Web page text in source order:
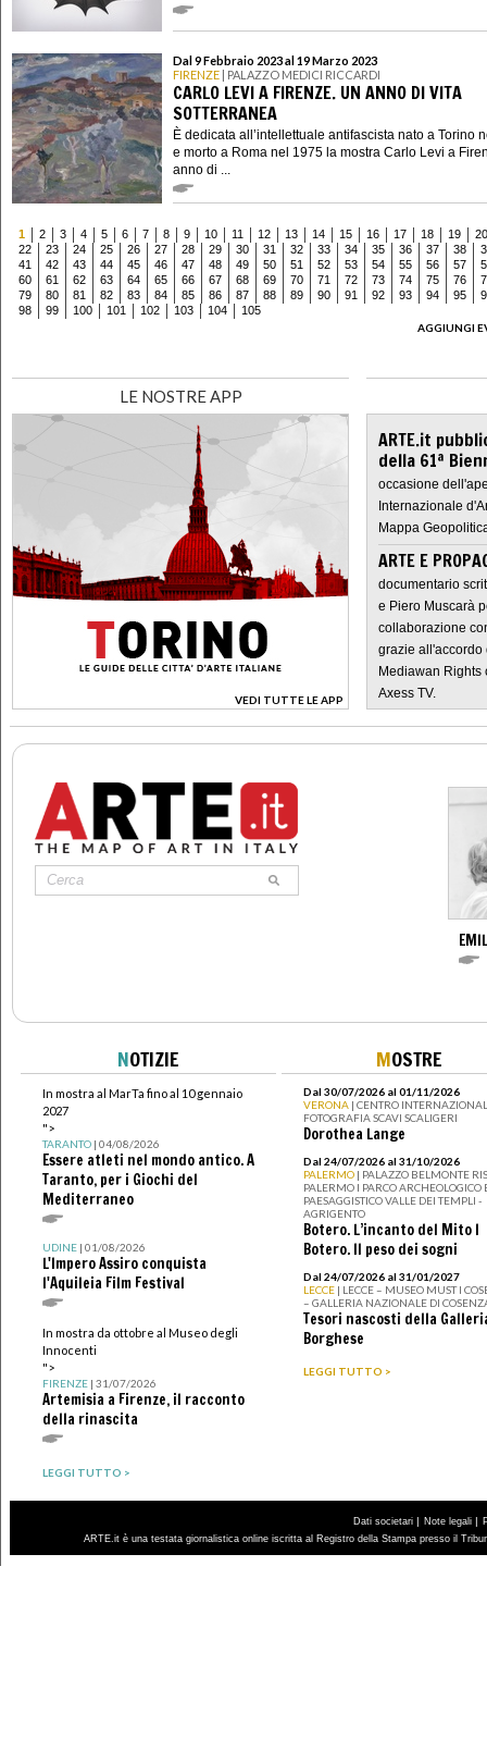
Dal 9 Febbraio 2023 al 19 Marzo 2023
FIRENZE | PALAZZO MEDICI RICCARDI
CARLO LEVI A FIRENZE. UN ANNO DI VITA
SOTTERRANEA
È dedicata all’intellettuale antifascista nato a Torino
e morto a Roma nel 1975 la mostra Carlo Levi a
anno di ...
1 2 3 4 5 6 7 8 9 10 11 12 13 14 15 16 17 18 19
20
22
23 24 25 26 27 28 29 30 31 32 33 34 35 36 37 38
41
42 43 44 45 46 47 48 49 50 51 52 53 54 55 56 57
60
61 62 63 64 65 66 67 68 69 70 71 72 73 74 75 76
79
80 81 82 83 84 85 86 87 88 89 90 91 92 93 94 95
98
99 100 101 102 103 104
105
AGGIUNGI
LE NOSTRE APP
VEDI TUTTE LE APP
>
ARTE.it
della 61ª
occasione
Internazionale
Mappa
ARTE E
documentario
e Piero Muscarà
collaborazione
grazie all'accordo
Mediawan Rights
Axess TV.
NOTIZIE
In mostra al MarTa fino al 10 gennaio
2027
">
TARANTO| 04/08/2026
Essere atleti nel mondo antico. A
Taranto, per i Giochi del
Mediterraneo
UDINE| 01/08/2026
L'Impero Assiro conquista
l'Aquileia Film Festival
In mostra da ottobre al Museo degli
Innocenti
">
FIRENZE| 31/07/2026
Artemisia a Firenze, il racconto
della rinascita
LEGGI TUTTO >
MOSTRE
Dal 30/07/2026 al 01/11/2026
VERONA | CENTRO
FOTOGRAFIA SCAVI SCALIGERI
Dorothea Lange
Dal 24/07/2026 al 31/10/2026
PALERMO | PALAZZO BELMONTE
PALERMO I PARCO ARCHEOLOGICO
PAESAGGISTICO VALLE DEI TEMPLI -
AGRIGENTO
Botero. L’incanto del Mito I
Botero. Il peso dei sogni
Dal 24/07/2026 al 31/01/2027
LECCE | LECCE – MUSEO MUST I
– GALLERIA NAZIONALE DI
Tesori nascosti della
Borghese
LEGGI TUTTO >
Dati societari | Note legali |
ARTE.it è una testata giornalistica online iscritta al Registro della Stampa presso il